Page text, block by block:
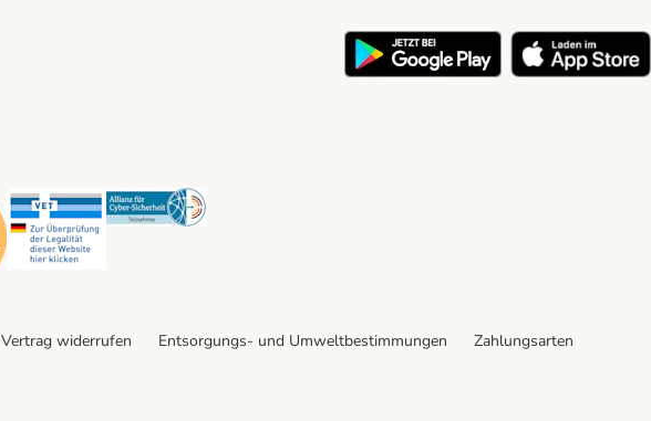
Security Security Security
Vertrag widerrufen Entsorgungs- und Umweltbestimmungen
Zahlungsarten